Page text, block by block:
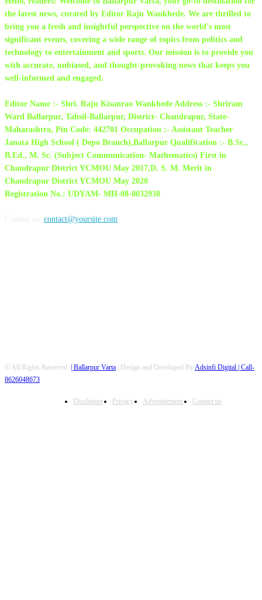
the latest news, curated by Editor Raju Wankhede. We are thrilled to
bring you a fresh and insightful perspective on the world's most
significant events, covering a wide range of topics from politics and
technology to entertainment and sports. Our mission is to provide you
with accurate, unbiased, and thought-provoking news that keeps you
well-informed and engaged.
Editor Name :- Shri. Raju Kisanrao Wankhede Address :- Shriram
Ward Ballarpur, Tahsil-Ballarpur, District- Chandrapur, State-
Maharashtra, Pin Code: 442701 Occupation :- Assistant Teacher
Janata High School ( Depo Branch),Ballarpur Qualification :- B.Sc.,
B.Ed., M. Sc. (Subject Communication- Mathematics) First in
Chandrapur District YCMOU May 2017,D. S. M. Merit in
Chandrapur District YCMOU May 2020
Registration No.: UDYAM- MH-08-0032938
contact@yoursite.com
© All Rights Reserved. | Ballarpur Varta | Design and Developed By Adsinfi Digital | Call-
8626048673
Disclaimer Privacy Advertisement Contact us